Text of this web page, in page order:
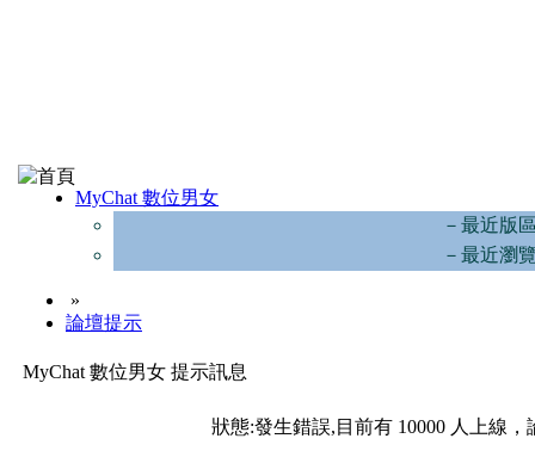
MyChat 數位男女
－最近版
－最近瀏
»
論壇提示
MyChat 數位男女 提示訊息
狀態:發生錯誤,目前有 10000 人上線